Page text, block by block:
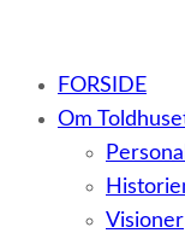
– et botilbud til
udviklede
FORSIDE
Om
Visioner